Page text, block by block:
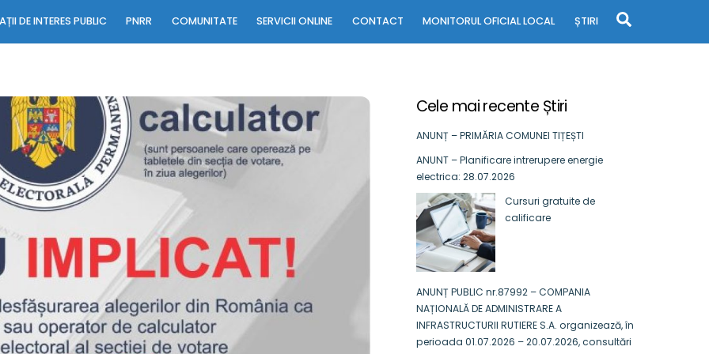
Search
DE INTERES PUBLIC PNRR COMUNITATE SERVICII ONLINE CONTACT MONITORUL OFICIAL LOCAL ȘTIRI
Cele mai recente Știri
ANUNȚ – PRIMĂRIA COMUNEI TIȚEȘTI
ANUNT – Planificare intrerupere energie
electrica: 28.07.2026
Cursuri gratuite de
calificare
ANUNȚ PUBLIC nr.87992 – COMPANIA
NAȚIONALĂ DE ADMINISTRARE A
INFRASTRUCTURII RUTIERE S.A. organizează, în
perioada 01.07.2026 – 20.07.2026, consultări